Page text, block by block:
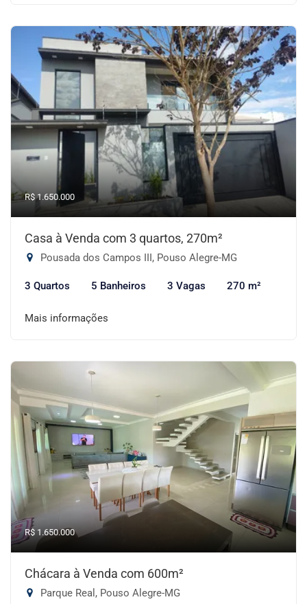
R$ 1.650.000
Casa à Venda com 3 quartos, 270m²
Pousada dos Campos III, Pouso Alegre-MG
3 Quartos 5 Banheiros 3 Vagas 270 m²
Mais informações
R$ 1.650.000
Chácara à Venda com 600m²
Parque Real, Pouso Alegre-MG